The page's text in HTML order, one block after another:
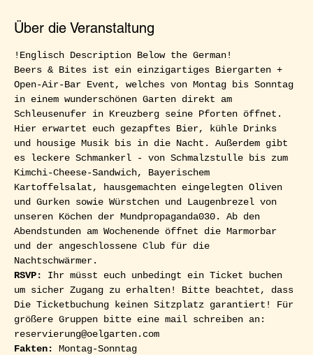
Über die Veranstaltung
!Englisch Description Below the German!
Beers & Bites ist ein einzigartiges Biergarten +
Open-Air-Bar Event, welches von Montag bis Sonntag
in einem wunderschönen Garten direkt am
Schleusenufer in Kreuzberg seine Pforten öffnet.
Hier erwartet euch gezapftes Bier, kühle Drinks
und housige Musik bis in die Nacht. Außerdem gibt
es leckere Schmankerl - von Schmalzstulle bis zum
Kimchi-Cheese-Sandwich, Bayerischem
Kartoffelsalat, hausgemachten eingelegten Oliven
und Gurken sowie Würstchen und Laugenbrezel von
unseren Köchen der Mundpropaganda030. Ab den
Abendstunden am Wochenende öffnet die Marmorbar
und der angeschlossene Club für die
Nachtschwärmer.
RSVP: Ihr müsst euch unbedingt ein Ticket buchen
um sicher Zugang zu erhalten! Bitte beachtet, dass
Die Ticketbuchung keinen Sitzplatz garantiert! Für
größere Gruppen bitte eine mail schreiben an:
reservierung@oelgarten.com
Fakten:
Montag-Sonntag